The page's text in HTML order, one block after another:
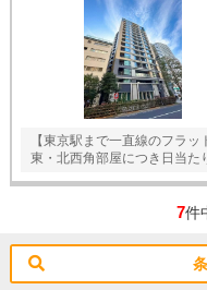
【東京駅まで一直線のフラ
東・北西角部屋につき日当
7件